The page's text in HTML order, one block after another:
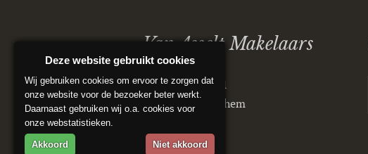
Van Asselt Makelaars
Postbus 5151
6802 ED Arnhem
Deze website gebruikt cookies
Wij gebruiken cookies om ervoor te zorgen dat
onze website voor de bezoeker beter werkt.
Daarnaast gebruiken wij o.a. cookies voor
onze webstatistieken.
Akkoord Niet akkoord